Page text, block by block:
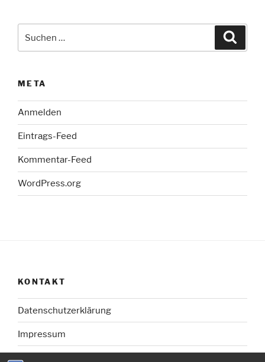
nach:
META
Anmelden
Eintrags-Feed
Kommentar-Feed
WordPress.org
KONTAKT
Datenschutzerklärung
Impressum